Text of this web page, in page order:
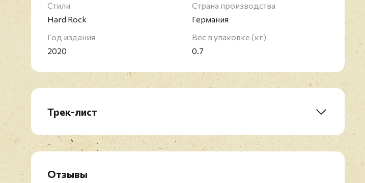
Стили
Hard Rock
Страна производства
Германия
Год издания
2020
Вес в упаковке (кг)
0.7
Трек-лист
A1. Throw My Bones
A2. Drop The Weapon
A4. Nothing At All
Отзывы